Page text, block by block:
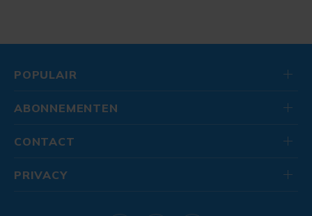
POPULAIR
ABONNEMENTEN
CONTACT
PRIVACY